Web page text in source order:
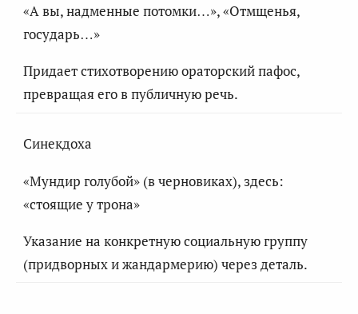
«А вы, надменные потомки…», «Отмщенья,
государь…»
Придает стихотворению ораторский пафос,
превращая его в публичную речь.
Синекдоха
«Мундир голубой» (в черновиках), здесь:
«стоящие у трона»
Указание на конкретную социальную группу
(придворных и жандармерию) через деталь.